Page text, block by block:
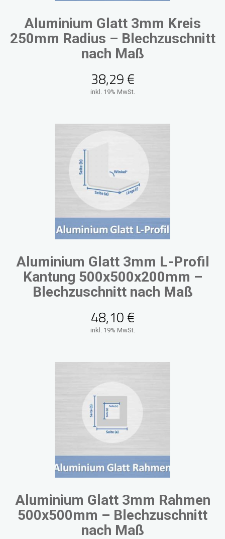
Aluminium Glatt 3mm Kreis
250mm Radius – Blechzuschnitt
nach Maß
38,29€
inkl. 19% MwSt.
Aluminium Glatt 3mm L-Profil
Kantung 500x500x200mm –
Blechzuschnitt nach Maß
48,10€
inkl. 19% MwSt.
Aluminium Glatt 3mm Rahmen
500x500mm – Blechzuschnitt
nach Maß